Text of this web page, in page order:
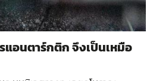
แอนตาร์กติก จึงเป็นเหมือ